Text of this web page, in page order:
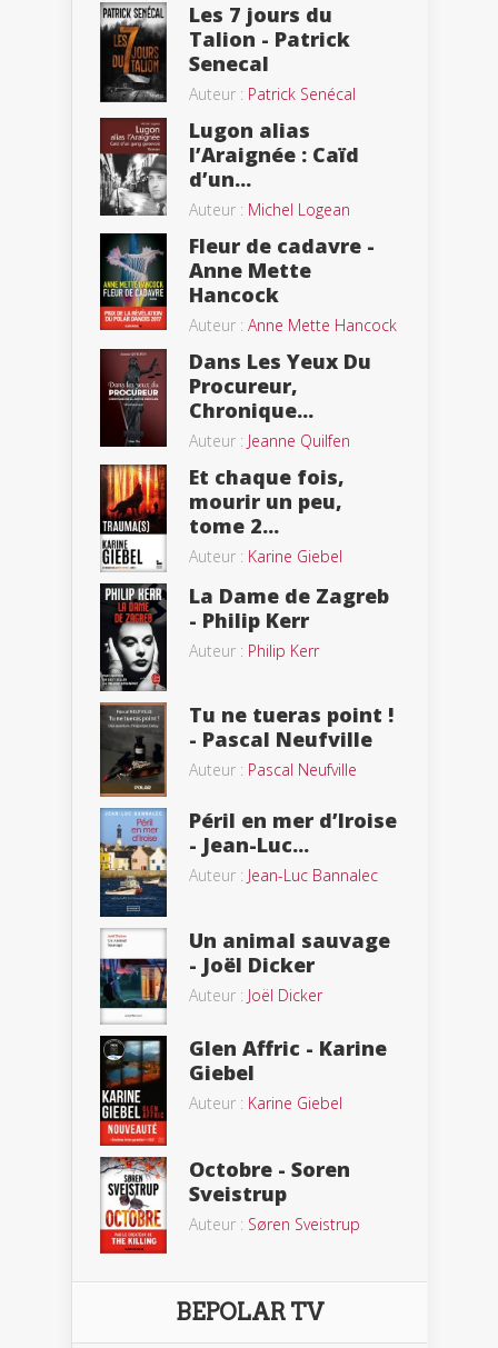
Les 7 jours du
Talion - Patrick
Senecal
Auteur : Patrick Senécal
Lugon alias
l’Araignée : Caïd
d’un...
Auteur : Michel Logean
Fleur de cadavre -
Anne Mette
Hancock
Auteur : Anne Mette Hancock
Dans Les Yeux Du
Procureur,
Chronique...
Auteur : Jeanne Quilfen
Et chaque fois,
mourir un peu,
tome 2...
Auteur : Karine Giebel
La Dame de Zagreb
- Philip Kerr
Auteur : Philip Kerr
Tu ne tueras point !
- Pascal Neufville
Auteur : Pascal Neufville
Péril en mer d’Iroise
- Jean-Luc...
Auteur : Jean-Luc Bannalec
Un animal sauvage
- Joël Dicker
Auteur : Joël Dicker
Glen Affric - Karine
Giebel
Auteur : Karine Giebel
Octobre - Soren
Sveistrup
Auteur : Søren Sveistrup
BEPOLAR TV